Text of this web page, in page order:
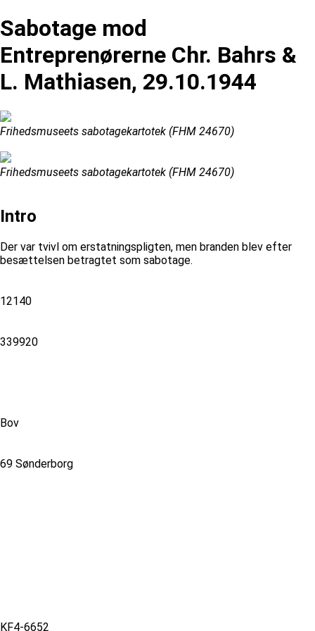
Sabotage mod
Entreprenørerne Chr. Bahrs &
L. Mathiasen, 29.10.1944
Frihedsmuseets sabotagekartotek (FHM 24670)
Frihedsmuseets sabotagekartotek (FHM 24670)
Intro
Der var tvivl om erstatningspligten, men branden blev efter
besættelsen betragtet som sabotage.
12140
339920
Bov
69 Sønderborg
KF4-6652